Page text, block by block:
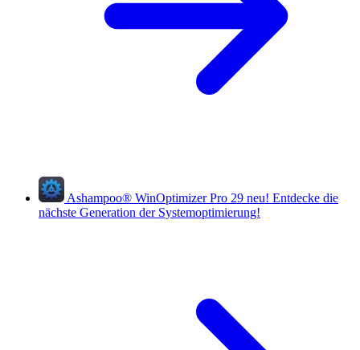
Ashampoo® WinOptimizer Pro 29 neu! Entdecke die
nächste Generation der Systemoptimierung!